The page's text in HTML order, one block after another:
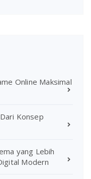
Online Maksimal
Konsep
yang Lebih
Modern